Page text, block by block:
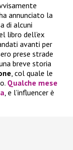
annunciato la
di alcuni
libro dell’ex
avanti per
prese strade
breve storia
, col quale le
Qualche mese
, e l’influencer è